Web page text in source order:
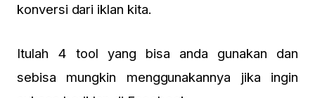
konversi dari iklan kita.
Itulah 4 tool yang bisa anda gunakan dan
sebisa mungkin menggunakannya jika ingin